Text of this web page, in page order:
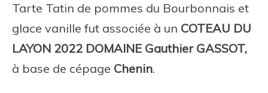
Tarte Tatin de pommes du Bourbonnais et
glace vanille fut associée à un COTEAU DU
LAYON 2022 DOMAINE Gauthier GASSOT,
à base de cépage Chenin.